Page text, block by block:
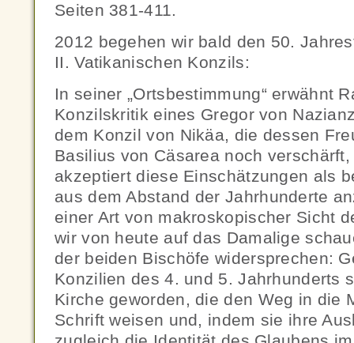
Seiten 381-411.
2012 begehen wir bald den 50.
II. Vatikanischen Konzils:
In seiner „Ortsbestimmung“ erwähnt
Konzilskritik eines Gregor von
dem Konzil von Nikäa, die dessen
Basilius von Cäsarea noch
akzeptiert diese Einschätzungen als
aus dem Abstand der Jahrhunderte
einer Art von makroskopischer Sicht
wir von heute auf das Damalige
der beiden Bischöfe widersprechen:
Konzilien des 4. und 5. Jahrhunderts
Kirche geworden, die den Weg in die
Schrift weisen und, indem sie ihre